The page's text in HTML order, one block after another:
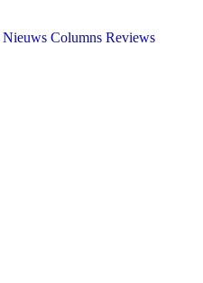
Nieuws Columns Reviews